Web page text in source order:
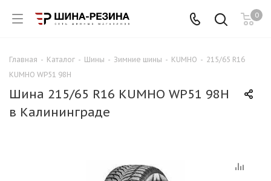
0
Главная - Каталог - Шины - Зимние шины - KUMHO - 215/65 R16
KUMHO WP51 98H
Шина 215/65 R16 KUMHO WP51 98H
в Калининграде